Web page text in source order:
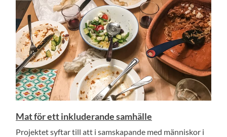
Mat för ett inkluderande samhälle
Projektet syftar till att i samskapande med människor i